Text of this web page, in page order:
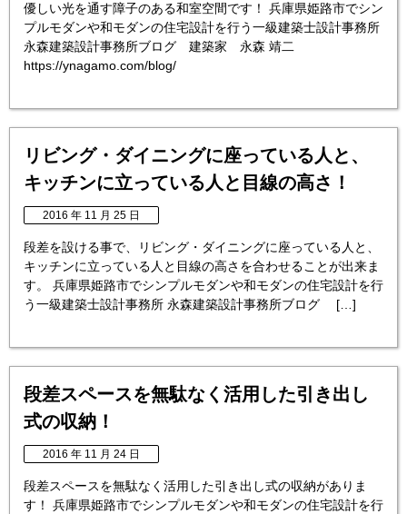
優しい光を通す障子のある和室空間です！ 兵庫県姫路市でシン
プルモダンや和モダンの住宅設計を行う一級建築士設計事務所
永森建築設計事務所ブログ 建築家 永森 靖二
https://ynagamo.com/blog/
リビング・ダイニングに座っている人と、
キッチンに立っている人と目線の高さ！
2016 年 11 月 25 日
段差を設ける事で、リビング・ダイニングに座っている人と、
キッチンに立っている人と目線の高さを合わせることが出来ま
す。 兵庫県姫路市でシンプルモダンや和モダンの住宅設計を行
う一級建築士設計事務所 永森建築設計事務所ブログ […]
段差スペースを無駄なく活用した引き出し
式の収納！
2016 年 11 月 24 日
段差スペースを無駄なく活用した引き出し式の収納がありま
す！ 兵庫県姫路市でシンプルモダンや和モダンの住宅設計を行